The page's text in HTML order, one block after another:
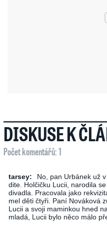
DISKUSE K
Počet komentářů: 1
tarsey:
No, pan Urbánek už
dite. Holčičku Lucii, narodila
divadla. Pracovala jako
mel děti čtyři. Paní Nováková
Lucii a svoji maminkou hned
mladá, Lucii bylo něco málo